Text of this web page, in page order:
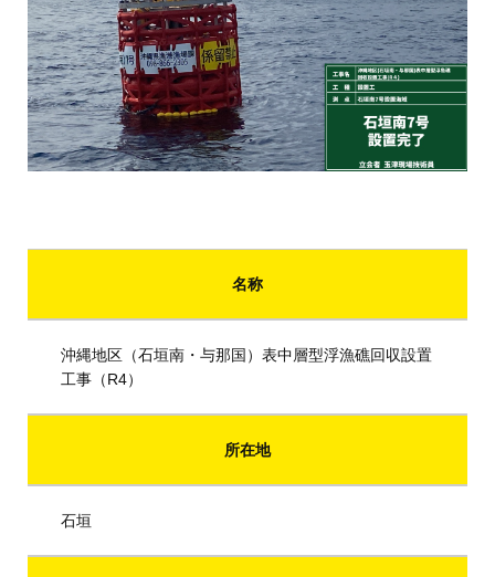
名称
沖縄地区（石垣南・与那国）表中層型浮漁礁回収設置
工事（R4）
所在地
石垣